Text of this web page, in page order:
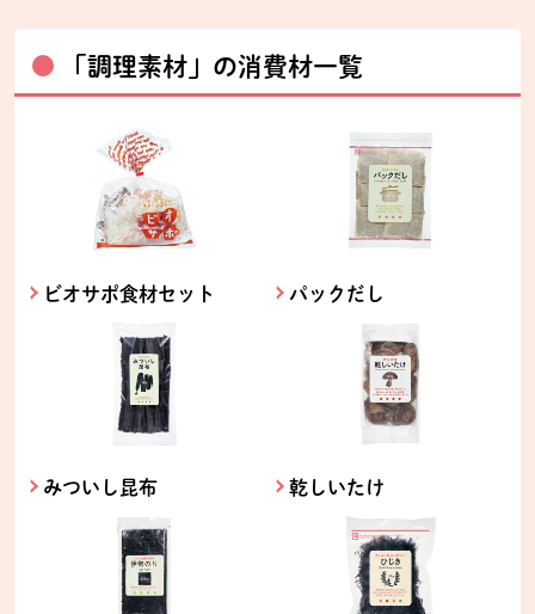
「調理素材」の消費材一覧
ビオサポ食材セット パックだし
みついし昆布 乾しいたけ